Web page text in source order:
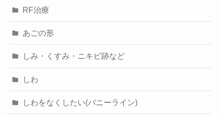
RF治療
あごの形
しみ・くすみ・ニキビ跡など
しわ
しわをなくしたい(バニーライン)